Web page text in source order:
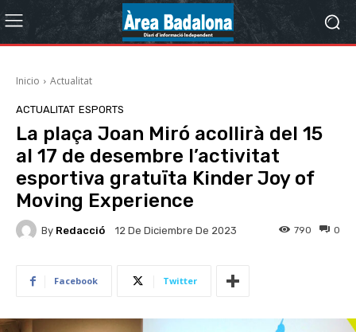
Inicio Actualitat
ACTUALITAT ESPORTS
La plaça Joan Miró acollirà del 15
al 17 de desembre l’activitat
esportiva gratuïta Kinder Joy of
Moving Experience
By Redacció 12 De Diciembre De 2023 0
790
Facebook Twitter